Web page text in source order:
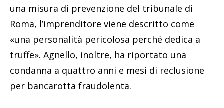
una misura di prevenzione del tribunale di
Roma, l’imprenditore viene descritto come
«una personalità pericolosa perché dedica a
truffe». Agnello, inoltre, ha riportato una
condanna a quattro anni e mesi di reclusione
per bancarotta fraudolenta.